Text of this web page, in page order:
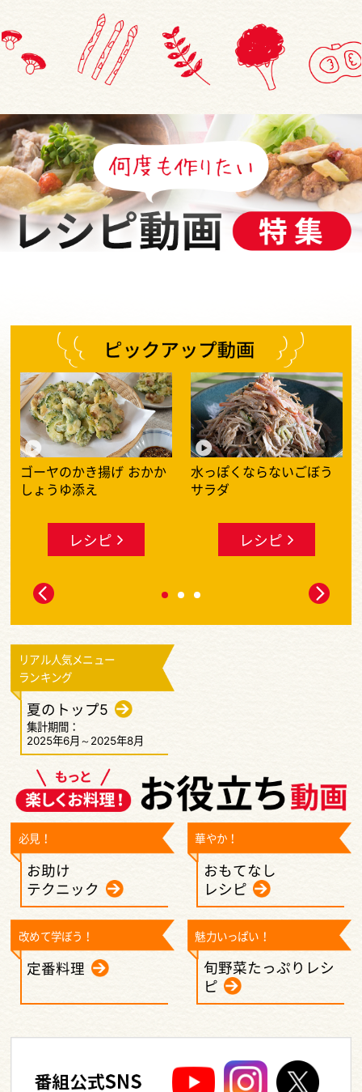
何度も作りたいレシピ動画大特集
ゴーヤのかき揚げ おかか
しょうゆ添え
レシピ
水っぽくならないごぼう
サラダ
レシピ
リアル人気メニュー
ランキング
夏のトップ5
集計期間：
2025年6月～2025年8月
必見！
お助け
テクニック
華やか！
おもてなし
レシピ
改めて学ぼう！
定番料理
魅力いっぱい！
旬野菜たっぷりレシ
ピ